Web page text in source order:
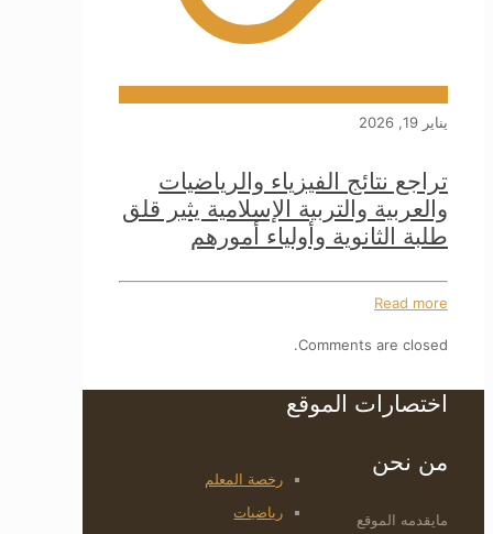
يناير 19, 2026
تراجع نتائج الفيزياء والرياضيات
والعربية والتربية الإسلامية يثير قلق
طلبة الثانوية وأولياء أمورهم
Read more
Comments are closed.
اختصارات الموقع
رخصة المعلم
رياضيات
من نحن
مايقدمه الموقع